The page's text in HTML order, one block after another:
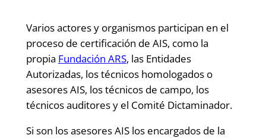
Varios actores y organismos participan en el
proceso de certificación de AIS, como la
propia Fundación ARS, las Entidades
Autorizadas, los técnicos homologados o
asesores AIS, los técnicos de campo, los
técnicos auditores y el Comité Dictaminador.
Si son los asesores AIS los encargados de la